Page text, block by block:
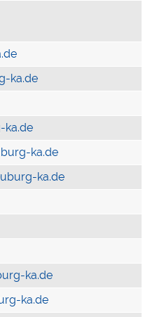
ka.de
ka.de
ka.de
ka.de
ka.de
ka.de